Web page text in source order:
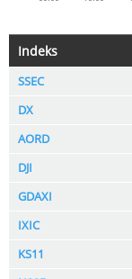
Indeks
SSEC
DX
AORD
DJI
GDAXI
IXIC
KS11